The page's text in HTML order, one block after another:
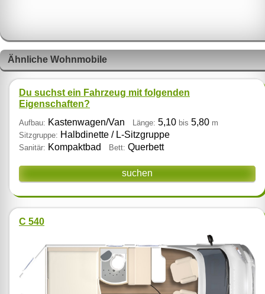
Ähnliche Wohnmobile
Du suchst ein Fahrzeug mit folgenden
Eigenschaften?
Aufbau: Kastenwagen/Van Länge: 5,10 bis 5,80 m
Sitzgruppe: Halbdinette / L‑Sitzgruppe
Sanitär: Kompaktbad Bett: Querbett
suchen
C 540